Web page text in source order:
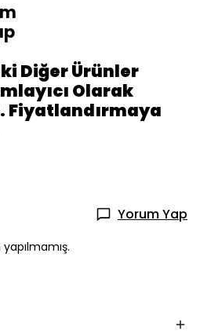
Diğer Ürünler
Olarak
Fiyatlandırmaya
Yorum Yap